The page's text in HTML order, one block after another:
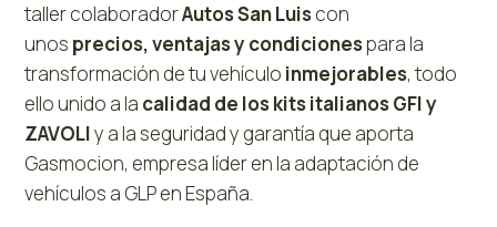
taller colaboradorAutos San Luis con
unos precios, ventajas y condicionespara la
transformación de tu vehículo inmejorables, todo
ello unido a la calidad de los kits italianos GFI y
ZAVOLIy a la seguridad y garantía que aporta
Gasmocion, empresa líder en la adaptación de
vehículos a GLP en España.